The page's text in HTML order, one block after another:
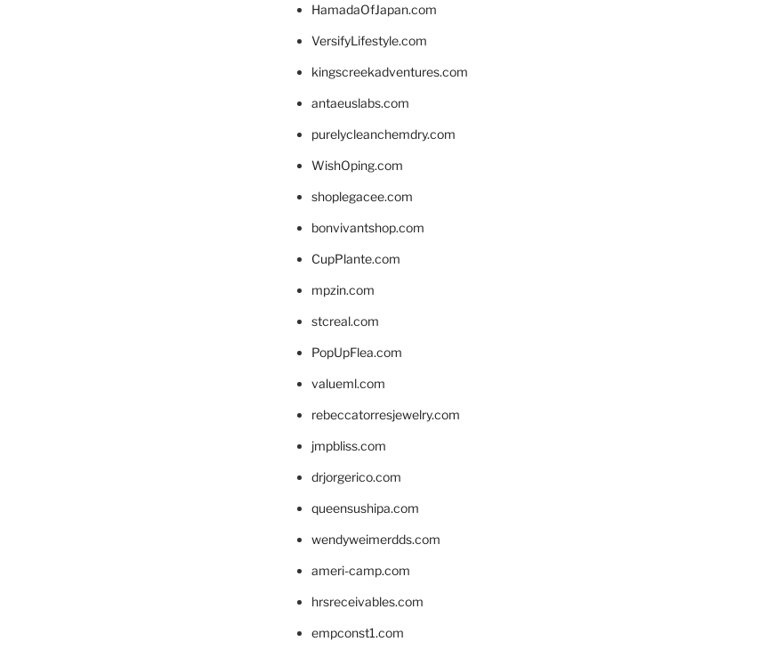
HamadaOfJapan.com
VersifyLifestyle.com
kingscreekadventures.com
antaeuslabs.com
purelycleanchemdry.com
WishOping.com
shoplegacee.com
bonvivantshop.com
CupPlante.com
mpzin.com
stcreal.com
PopUpFlea.com
valueml.com
rebeccatorresjewelry.com
jmpbliss.com
drjorgerico.com
queensushipa.com
wendyweimerdds.com
ameri-camp.com
hrsreceivables.com
empconst1.com